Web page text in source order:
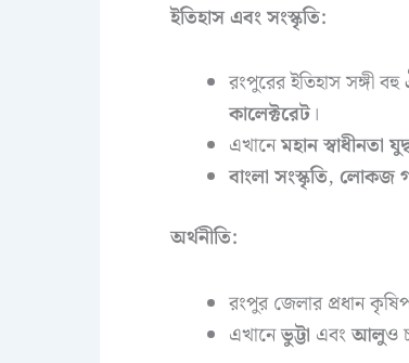
ইতিহাস এবং সংস্কৃতি:
রংপুরের ইতিহাস সঙ্গী বহু
কালেক্টরেট।
এখানেমহান স্বাধীনতা
বাংলা সংস্কৃতি, লোকজ
অর্থনীতি:
রংপুর জেলার প্রধান
এখানেভুট্টা এবংআলুও